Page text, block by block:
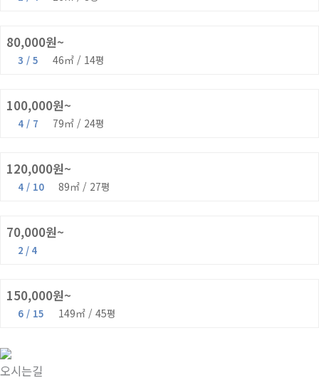
80,000원~
3 / 5 46㎡ / 14평
100,000원~
4 / 7 79㎡ / 24평
120,000원~
4 / 10 89㎡ / 27평
70,000원~
2 / 4
150,000원~
6 / 15 149㎡ / 45평
오시는길